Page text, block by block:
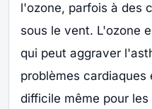
l'ozone, parfois à des
sous le vent. L'ozone
qui peut aggraver
problèmes cardiaques
difficile même pour